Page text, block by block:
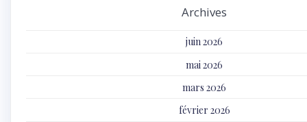
Archives
juin 2026
mai 2026
mars 2026
février 2026